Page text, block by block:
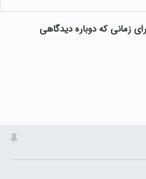
زمانی که دوباره دیدگاهی